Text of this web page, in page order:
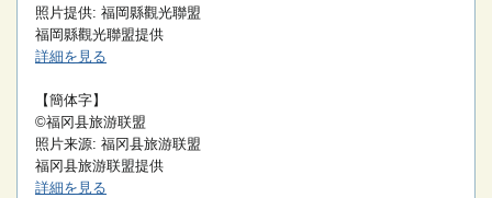
照片提供: 福岡縣觀光聯盟
福岡縣觀光聯盟提供
詳細を見る
【簡体字】
©福冈县旅游联盟
照片来源: 福冈县旅游联盟
福冈县旅游联盟提供
詳細を見る